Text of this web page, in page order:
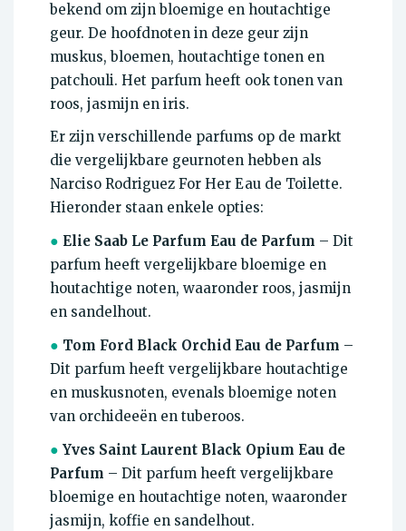
bekend om zijn bloemige en houtachtige
geur. De hoofdnoten in deze geur zijn
muskus, bloemen, houtachtige tonen en
patchouli. Het parfum heeft ook tonen van
roos, jasmijn en iris.
Er zijn verschillende parfums op de markt
die vergelijkbare geurnoten hebben als
Narciso Rodriguez For Her Eau de Toilette.
Hieronder staan enkele opties:
● Elie Saab Le Parfum Eau de Parfum – Dit
parfum heeft vergelijkbare bloemige en
houtachtige noten, waaronder roos, jasmijn
en sandelhout.
● Tom Ford Black Orchid Eau de Parfum –
Dit parfum heeft vergelijkbare houtachtige
en muskusnoten, evenals bloemige noten
van orchideeën en tuberoos.
● Yves Saint Laurent Black Opium Eau de
Parfum – Dit parfum heeft vergelijkbare
bloemige en houtachtige noten, waaronder
jasmijn, koffie en sandelhout.